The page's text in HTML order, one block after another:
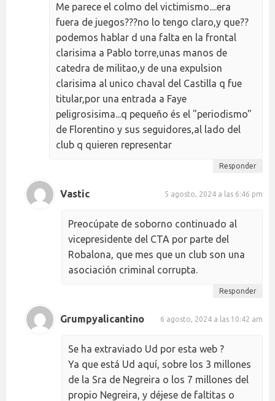
Me parece el colmo del victimismo....era
fuera de juegos???no lo tengo claro,y que??
podemos hablar d una falta en la frontal
clarisima a Pablo torre,unas manos de
catedra de militao,y de una expulsion
clarisima al unico chaval del Castilla q fue
titular,por una entrada a Faye
peligrosisima...q pequeño és el "periodismo"
de Florentino y sus seguidores,al lado del
club q quieren representar
Responder
Vastic 5 agosto, 2024 a las 6:46 pm
Preocúpate de soborno continuado al
vicepresidente del CTA por parte del
Robalona, que mes que un club son una
asociación criminal corrupta.
Responder
Grumpyalicantino 6 agosto, 2024 a las 10:42 am
Se ha extraviado Ud por esta web ?
Ya que está Ud aquí, sobre los 3 millones
de la Sra de Negreira o los 7 millones del
propio Negreira, y déjese de faltitas o